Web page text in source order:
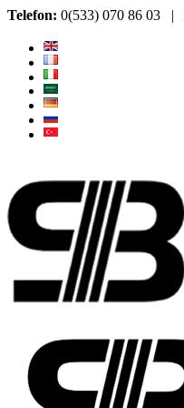
Telefon: 0(533) 070 86 03 |